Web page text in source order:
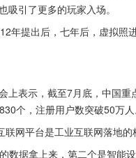
引了更多的玩家入场。
年提出后，七年后，虚拟照
上表示，截至7月底，中国
个，注册用户数突破50万人
网平台是工业互联网落地的
数据拿上来，第二个是智能